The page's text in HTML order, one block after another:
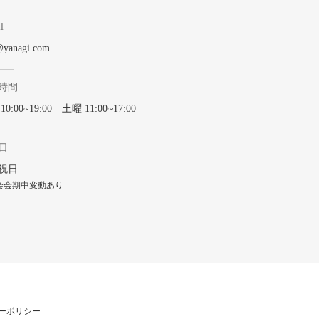
間
土曜 11:00~17:00
日
会期中変動あり
ポリシー